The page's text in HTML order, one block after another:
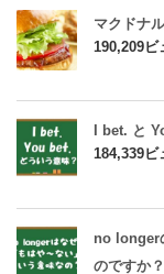
マクドナ
190,209ビ
I bet. と
184,339ビ
no longer
のですか？